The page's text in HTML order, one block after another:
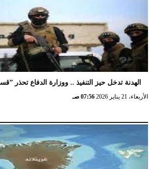
الهدنة تدخل حيز التنفيذ .. ووزارة الدفاع تحذر
الأربعاء، 21 يناير 2026 07:56 صـ